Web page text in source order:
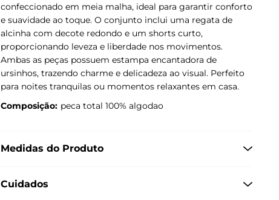
confeccionado em meia malha, ideal para garantir conforto
e suavidade ao toque. O conjunto inclui uma regata de
alcinha com decote redondo e um shorts curto,
proporcionando leveza e liberdade nos movimentos.
Ambas as peças possuem estampa encantadora de
ursinhos, trazendo charme e delicadeza ao visual. Perfeito
para noites tranquilas ou momentos relaxantes em casa.
Composição: peca total 100% algodao
Medidas do Produto
Cuidados